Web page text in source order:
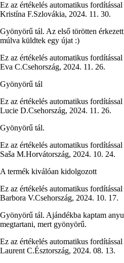
Ez az értékelés automatikus
Kristína F.Szlovákia, 2024. 11. 30.
Gyönyörű tál. Az első törötten
múlva küldtek egy újat :)
Ez az értékelés automatikus
Eva C.Csehország, 2024. 11. 26.
Gyönyörű tál
Ez az értékelés automatikus
Lucie D.Csehország, 2024. 11. 26.
Gyönyörű tál.
Ez az értékelés automatikus
Saša M.Horvátország, 2024. 10. 24.
A termék kiválóan kidolgozott
Ez az értékelés automatikus
Barbora V.Csehország, 2024. 10. 17.
Gyönyörű tál. Ajándékba kaptam
megtartani, mert gyönyörű.
Ez az értékelés automatikus
Laurent C.Észtország, 2024. 08. 13.